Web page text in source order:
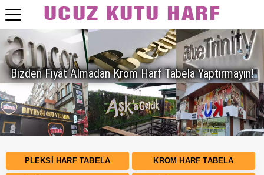
Bizden Fiyat Almadan Krom Harf Tabela Yaptırmayın!
PLEKSI HARF TABELA KROM HARF TABELA